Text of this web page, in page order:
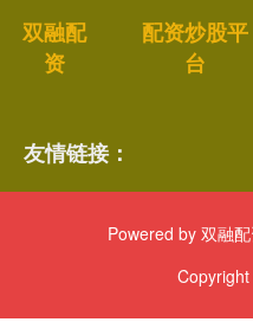
双融配
资
配资炒股平
台
友情链接：
Powered by 双融
Copyright